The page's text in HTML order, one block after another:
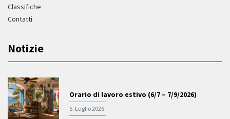
Classifiche
Contatti
Notizie
Orario di lavoro estivo (6/7 – 7/9/2026)
6. Luglio 2026.